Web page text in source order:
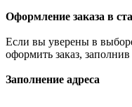
Оформление заказа в
Если вы уверены в
оформить заказ,
Заполнение адреса